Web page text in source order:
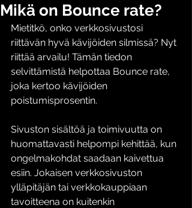
Mikä on Bounce rate?
Mietitkö, onko verkkosivustosi
riittävän hyvä kävijöiden silmissä? Nyt
riittää arvailu! Tämän tiedon
selvittämistä helpottaa Bounce rate,
joka kertoo kävijöiden
poistumisprosentin.
Sivuston sisältöä ja toimivuutta on
huomattavasti helpompi kehittää, kun
ongelmakohdat saadaan kaivettua
esiin. Jokaisen verkkosivuston
ylläpitäjän tai verkkokauppiaan
tavoitteena on kuitenkin